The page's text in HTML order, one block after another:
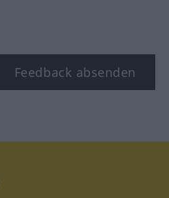
Feedback absenden